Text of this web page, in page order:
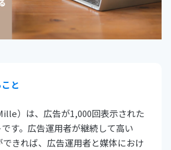
と
）は、広告が1,000回表示された
す。広告運用者が継続して高い
きれば、広告運用者と媒体におけ